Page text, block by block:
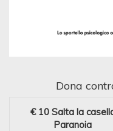
Dona
€ 10 Salta la
Paranoia